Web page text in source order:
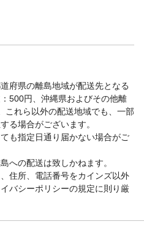
府県の離島地域が配送先となる
500円、沖縄県およびその他離
これら以外の配送地域でも、一部
る場合がございます。
も指定日通り届かない場合がご
への配送は致しかねます。
住所、電話番号をカインズ以外
バシーポリシーの規定に則り厳